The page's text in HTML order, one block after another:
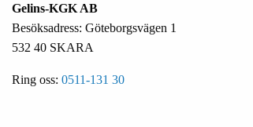
Gelins-KGK AB
Besöksadress: Göteborgsvägen 1
532 40 SKARA
Ring oss: 0511-131 30